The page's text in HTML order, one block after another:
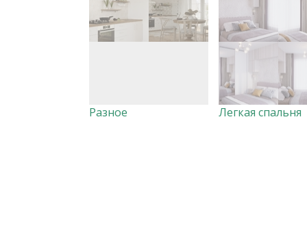
Разное Легкая спальня